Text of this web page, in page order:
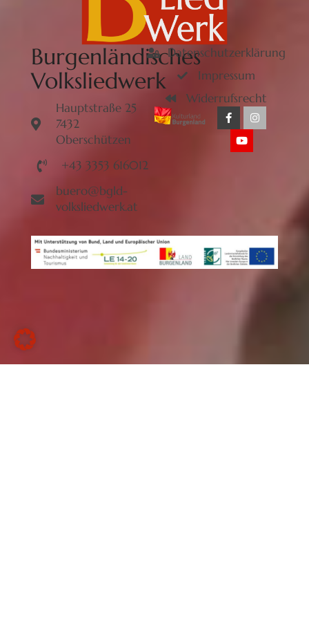
Burgenländisches
Volksliedwerk
Hauptstraße 25
7432
Oberschützen
+43 3353 616012
buero@bgld-
volksliedwerk.at
Datenschutzerklärung
Impressum
Widerrufsrecht